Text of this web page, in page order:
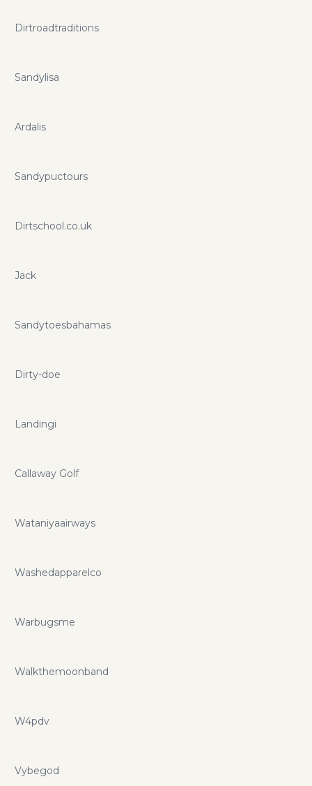
Dirtroadtraditions
Sandylisa
Ardalis
Sandypuctours
Dirtschool.co.uk
Jack
Sandytoesbahamas
Dirty-doe
Landingi
Callaway Golf
Wataniyaairways
Washedapparelco
Warbugsme
Walkthemoonband
W4pdv
Vybegod